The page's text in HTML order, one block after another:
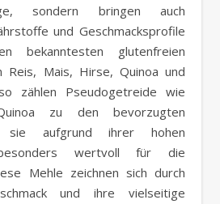
sondern bringen auch
und Geschmacksprofile
bekanntesten glutenfreien
Reis, Mais, Hirse, Quinoa und
zählen Pseudogetreide wie
zu den bevorzugten
sie aufgrund ihrer hohen
wertvoll für die
Mehle zeichnen sich durch
und ihre vielseitige